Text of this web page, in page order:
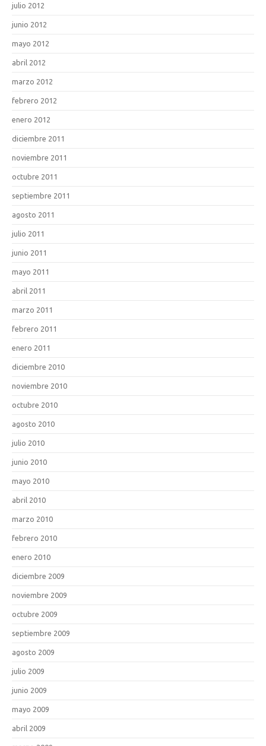
julio 2012
junio 2012
mayo 2012
abril 2012
marzo 2012
febrero 2012
enero 2012
diciembre 2011
noviembre 2011
octubre 2011
septiembre 2011
agosto 2011
julio 2011
junio 2011
mayo 2011
abril 2011
marzo 2011
febrero 2011
enero 2011
diciembre 2010
noviembre 2010
octubre 2010
agosto 2010
julio 2010
junio 2010
mayo 2010
abril 2010
marzo 2010
febrero 2010
enero 2010
diciembre 2009
noviembre 2009
octubre 2009
septiembre 2009
agosto 2009
julio 2009
junio 2009
mayo 2009
abril 2009